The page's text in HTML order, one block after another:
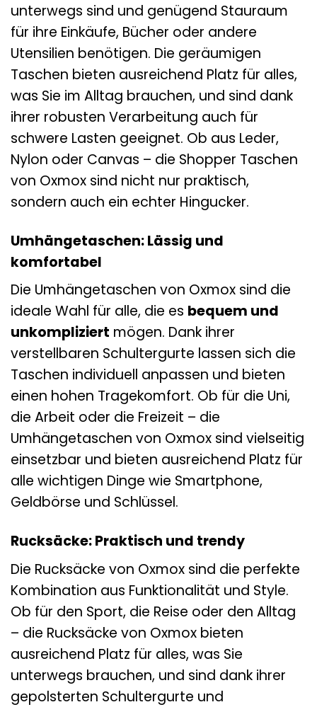
unterwegs sind und genügend Stauraum
für ihre Einkäufe, Bücher oder andere
Utensilien benötigen. Die geräumigen
Taschen bieten ausreichend Platz für alles,
was Sie im Alltag brauchen, und sind dank
ihrer robusten Verarbeitung auch für
schwere Lasten geeignet. Ob aus Leder,
Nylon oder Canvas – die Shopper Taschen
von Oxmox sind nicht nur praktisch,
sondern auch ein echter Hingucker.
Umhängetaschen: Lässig und
komfortabel
Die Umhängetaschen von Oxmox sind die
ideale Wahl für alle, die es bequem und
unkompliziert mögen. Dank ihrer
verstellbaren Schultergurte lassen sich die
Taschen individuell anpassen und bieten
einen hohen Tragekomfort. Ob für die Uni,
die Arbeit oder die Freizeit – die
Umhängetaschen von Oxmox sind vielseitig
einsetzbar und bieten ausreichend Platz für
alle wichtigen Dinge wie Smartphone,
Geldbörse und Schlüssel.
Rucksäcke: Praktisch und trendy
Die Rucksäcke von Oxmox sind die perfekte
Kombination aus Funktionalität und Style.
Ob für den Sport, die Reise oder den Alltag
– die Rucksäcke von Oxmox bieten
ausreichend Platz für alles, was Sie
unterwegs brauchen, und sind dank ihrer
gepolsterten Schultergurte und